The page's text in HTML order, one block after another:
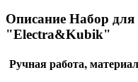
Описание Набор
"Electra&Kubik"
Ручная работа,